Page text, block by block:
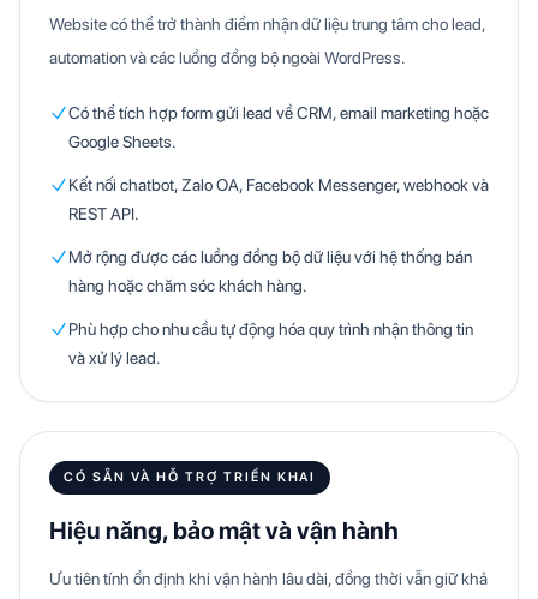
Website có thể trở thành điểm nhận dữ liệu trung tâm cho lead,
automation và các luồng đồng bộ ngoài WordPress.
Có thể tích hợp form gửi lead về CRM, email marketing hoặc
Google Sheets.
Kết nối chatbot, Zalo OA, Facebook Messenger, webhook và
REST API.
Mở rộng được các luồng đồng bộ dữ liệu với hệ thống bán
hàng hoặc chăm sóc khách hàng.
Phù hợp cho nhu cầu tự động hóa quy trình nhận thông tin
và xử lý lead.
CÓ SẴN VÀ HỖ TRỢ TRIỂN KHAI
Hiệu năng, bảo mật và vận hành
Ưu tiên tính ổn định khi vận hành lâu dài, đồng thời vẫn giữ khả